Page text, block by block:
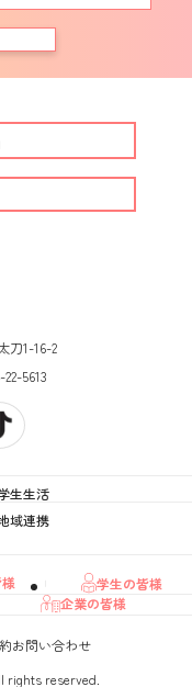
刀1-16-2
22-5613
生生活
域連携
学生の皆様
企業の皆様
お問い合わせ
rights reserved.